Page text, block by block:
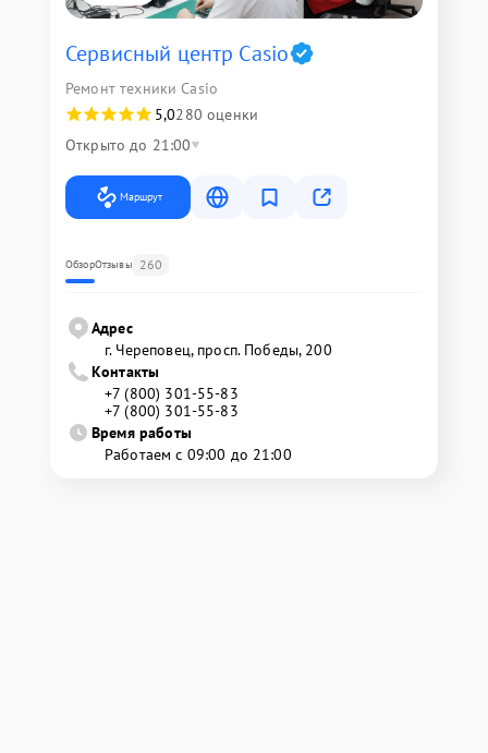
Сервисный центр Casio
Ремонт техники Casio
5,0280 оценки
Открыто до 21:00
Маршрут
ОбзорОтзывы 260
Адрес
г. Череповец, просп. Победы, 200
Контакты
+7 (800) 301-55-83
+7 (800) 301-55-83
Время работы
Работаем с 09:00 до 21:00